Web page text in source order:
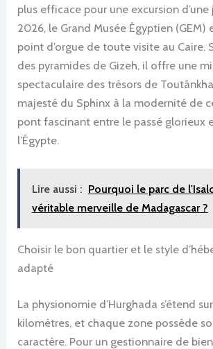
plus efficace pour une excursion d’une
2026, le Grand Musée Égyptien (GEM)
point d’orgue de toute visite au Caire.
des pyramides de Gizeh, il offre une
spectaculaire des trésors de
majesté du Sphinx à la modernité de
pont fascinant entre le passé glorieux
l’Égypte.
Lire aussi : Pourquoi le parc de
véritable merveille de Madagascar ?
Choisir le bon quartier et le style
adapté
La physionomie d’Hurghada s’étend
kilomètres, et chaque zone possède
caractère. Pour un gestionnaire de